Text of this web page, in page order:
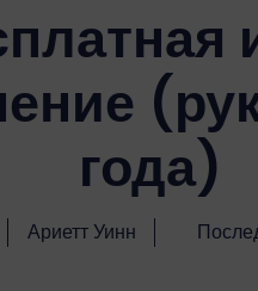
года)
Ариетт Уинн